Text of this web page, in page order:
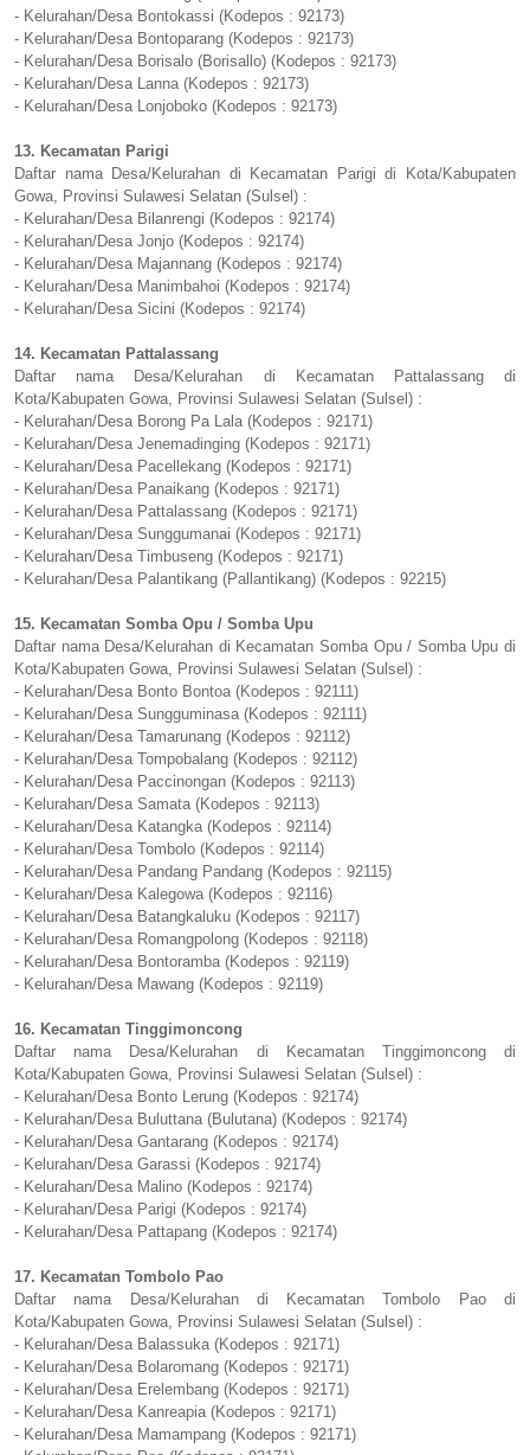
- Kelurahan/Desa Bontokassi (Kodepos : 92173)
- Kelurahan/Desa Bontoparang (Kodepos : 92173)
- Kelurahan/Desa Borisalo (Borisallo) (Kodepos : 92173)
- Kelurahan/Desa Lanna (Kodepos : 92173)
- Kelurahan/Desa Lonjoboko (Kodepos : 92173)
13. Kecamatan Parigi
Daftar nama Desa/Kelurahan di Kecamatan Parigi di Kota/Kabupaten
Gowa, Provinsi Sulawesi Selatan (Sulsel) :
- Kelurahan/Desa Bilanrengi (Kodepos : 92174)
- Kelurahan/Desa Jonjo (Kodepos : 92174)
- Kelurahan/Desa Majannang (Kodepos : 92174)
- Kelurahan/Desa Manimbahoi (Kodepos : 92174)
- Kelurahan/Desa Sicini (Kodepos : 92174)
14. Kecamatan Pattalassang
Daftar nama Desa/Kelurahan di Kecamatan Pattalassang di
Kota/Kabupaten Gowa, Provinsi Sulawesi Selatan (Sulsel) :
- Kelurahan/Desa Borong Pa Lala (Kodepos : 92171)
- Kelurahan/Desa Jenemadinging (Kodepos : 92171)
- Kelurahan/Desa Pacellekang (Kodepos : 92171)
- Kelurahan/Desa Panaikang (Kodepos : 92171)
- Kelurahan/Desa Pattalassang (Kodepos : 92171)
- Kelurahan/Desa Sunggumanai (Kodepos : 92171)
- Kelurahan/Desa Timbuseng (Kodepos : 92171)
- Kelurahan/Desa Palantikang (Pallantikang) (Kodepos : 92215)
15. Kecamatan Somba Opu / Somba Upu
Daftar nama Desa/Kelurahan di Kecamatan Somba Opu / Somba Upu di
Kota/Kabupaten Gowa, Provinsi Sulawesi Selatan (Sulsel) :
- Kelurahan/Desa Bonto Bontoa (Kodepos : 92111)
- Kelurahan/Desa Sungguminasa (Kodepos : 92111)
- Kelurahan/Desa Tamarunang (Kodepos : 92112)
- Kelurahan/Desa Tompobalang (Kodepos : 92112)
- Kelurahan/Desa Paccinongan (Kodepos : 92113)
- Kelurahan/Desa Samata (Kodepos : 92113)
- Kelurahan/Desa Katangka (Kodepos : 92114)
- Kelurahan/Desa Tombolo (Kodepos : 92114)
- Kelurahan/Desa Pandang Pandang (Kodepos : 92115)
- Kelurahan/Desa Kalegowa (Kodepos : 92116)
- Kelurahan/Desa Batangkaluku (Kodepos : 92117)
- Kelurahan/Desa Romangpolong (Kodepos : 92118)
- Kelurahan/Desa Bontoramba (Kodepos : 92119)
- Kelurahan/Desa Mawang (Kodepos : 92119)
16. Kecamatan Tinggimoncong
Daftar nama Desa/Kelurahan di Kecamatan Tinggimoncong di
Kota/Kabupaten Gowa, Provinsi Sulawesi Selatan (Sulsel) :
- Kelurahan/Desa Bonto Lerung (Kodepos : 92174)
- Kelurahan/Desa Buluttana (Bulutana) (Kodepos : 92174)
- Kelurahan/Desa Gantarang (Kodepos : 92174)
- Kelurahan/Desa Garassi (Kodepos : 92174)
- Kelurahan/Desa Malino (Kodepos : 92174)
- Kelurahan/Desa Parigi (Kodepos : 92174)
- Kelurahan/Desa Pattapang (Kodepos : 92174)
17. Kecamatan Tombolo Pao
Daftar nama Desa/Kelurahan di Kecamatan Tombolo Pao di
Kota/Kabupaten Gowa, Provinsi Sulawesi Selatan (Sulsel) :
- Kelurahan/Desa Balassuka (Kodepos : 92171)
- Kelurahan/Desa Bolaromang (Kodepos : 92171)
- Kelurahan/Desa Erelembang (Kodepos : 92171)
- Kelurahan/Desa Kanreapia (Kodepos : 92171)
- Kelurahan/Desa Mamampang (Kodepos : 92171)